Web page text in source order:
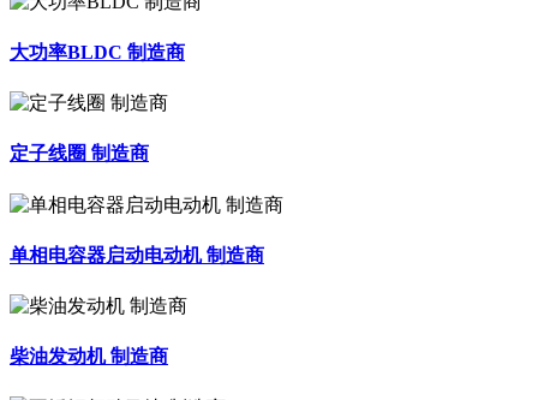
大功率BLDC 制造商
定子线圈 制造商
单相电容器启动电动机 制造商
柴油发动机 制造商